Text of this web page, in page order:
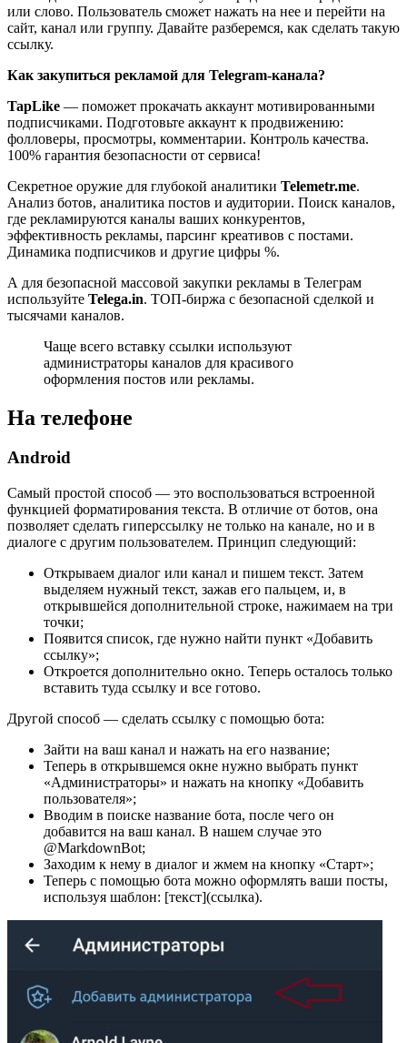
или слово. Пользователь сможет нажать на нее и перейти на
сайт, канал или группу. Давайте разберемся, как сделать такую
ссылку.
Как закупиться рекламой для Telegram-канала?
TapLike — поможет прокачать аккаунт мотивированными
подписчиками. Подготовьте аккаунт к продвижению:
фолловеры, просмотры, комментарии. Контроль качества.
100% гарантия безопасности от сервиса!
Секретное оружие для глубокой аналитики Telemetr.me.
Анализ ботов, аналитика постов и аудитории. Поиск каналов,
где рекламируются каналы ваших конкурентов,
эффективность рекламы, парсинг креативов с постами.
Динамика подписчиков и другие цифры %.
А для безопасной массовой закупки рекламы в Телеграм
используйте Telega.in. ТОП-биржа с безопасной сделкой и
тысячами каналов.
Чаще всего вставку ссылки используют
администраторы каналов для красивого
оформления постов или рекламы.
На телефоне
Android
Самый простой способ — это воспользоваться встроенной
функцией форматирования текста. В отличие от ботов, она
позволяет сделать гиперссылку не только на канале, но и в
диалоге с другим пользователем. Принцип следующий:
Открываем диалог или канал и пишем текст. Затем
выделяем нужный текст, зажав его пальцем, и, в
открывшейся дополнительной строке, нажимаем на три
точки;
Появится список, где нужно найти пункт «Добавить
ссылку»;
Откроется дополнительно окно. Теперь осталось только
вставить туда ссылку и все готово.
Другой способ — сделать ссылку с помощью бота:
Зайти на ваш канал и нажать на его название;
Теперь в открывшемся окне нужно выбрать пункт
«Администраторы» и нажать на кнопку «Добавить
пользователя»;
Вводим в поиске название бота, после чего он
добавится на ваш канал. В нашем случае это
@MarkdownBot;
Заходим к нему в диалог и жмем на кнопку «Старт»;
Теперь с помощью бота можно оформлять ваши посты,
используя шаблон: [текст](ссылка).